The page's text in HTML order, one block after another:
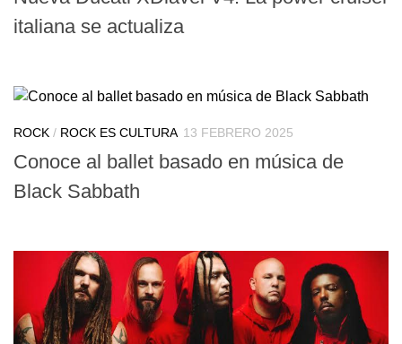
italiana se actualiza
ROCK / ROCK ES CULTURA 13 FEBRERO 2025
Conoce al ballet basado en música de
Black Sabbath